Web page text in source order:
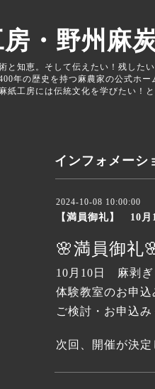
・野州麻
と知恵。そして伝えたい！残したい
年の歴史を持つ麻農家の公式ホ
紙工房には伝統文化を学びたい！
インフォメーシ
2024-10-08 10:00:00
【満員御礼】 10
🌸満員御礼
10月10日 麻剥ぎ
体験教室のお申込
ご検討・お申込
次回、開催が決